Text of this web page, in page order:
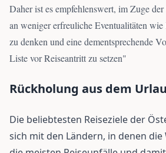
Daher ist es empfehlenswert, im Zuge
an weniger erfreuliche Eventualitäten
zu denken und eine dementsprechende
Liste vor Reiseantritt zu setzen"
Rückholung aus dem
Die beliebtesten Reiseziele der
sich mit den Ländern, in denen die